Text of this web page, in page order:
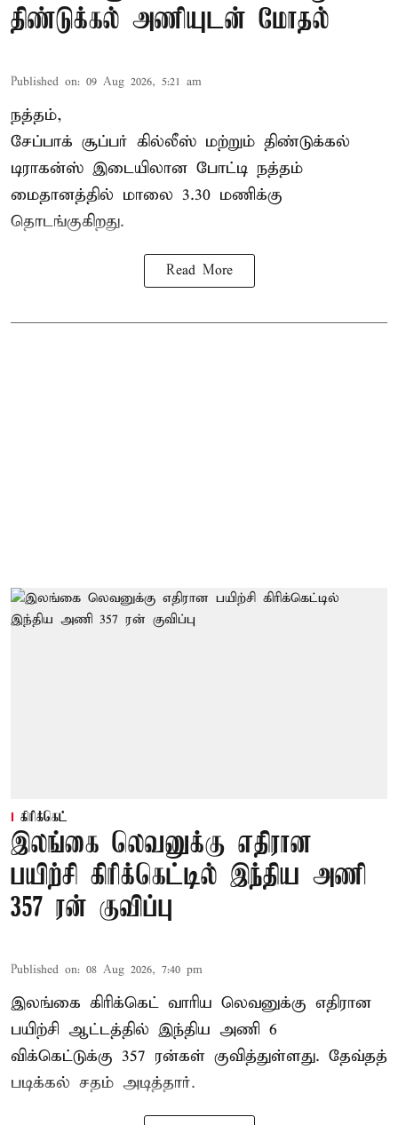
திண்டுக்கல் அணியுடன் மோதல்
Published on: 09 Aug 2026, 5:21 am
நத்தம்,
சேப்பாக் சூப்பர் கில்லீஸ் மற்றும் திண்டுக்கல்
டிராகன்ஸ் இடையிலான போட்டி நத்தம்
மைதானத்தில் மாலை 3.30 மணிக்கு
தொடங்குகிறது.
Read More
கிரிக்கெட்
இலங்கை லெவனுக்கு எதிரான
பயிற்சி கிரிக்கெட்டில் இந்திய அணி
357 ரன் குவிப்பு
Published on: 08 Aug 2026, 7:40 pm
இலங்கை கிரிக்கெட் வாரிய லெவனுக்கு எதிரான
பயிற்சி ஆட்டத்தில் இந்திய அணி 6
விக்கெட்டுக்கு 357 ரன்கள் குவித்துள்ளது. தேவ்தத்
படிக்கல் சதம் அடித்தார்.